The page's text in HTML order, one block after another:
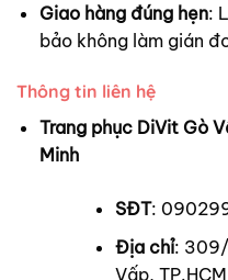
Giao hàng đúng hẹn:
bảo không làm gián
Thông tin liên hệ
Trang phục DiVit Gò
Minh
SĐT:
Địa chỉ: 309/
Vấp, TP.HCM